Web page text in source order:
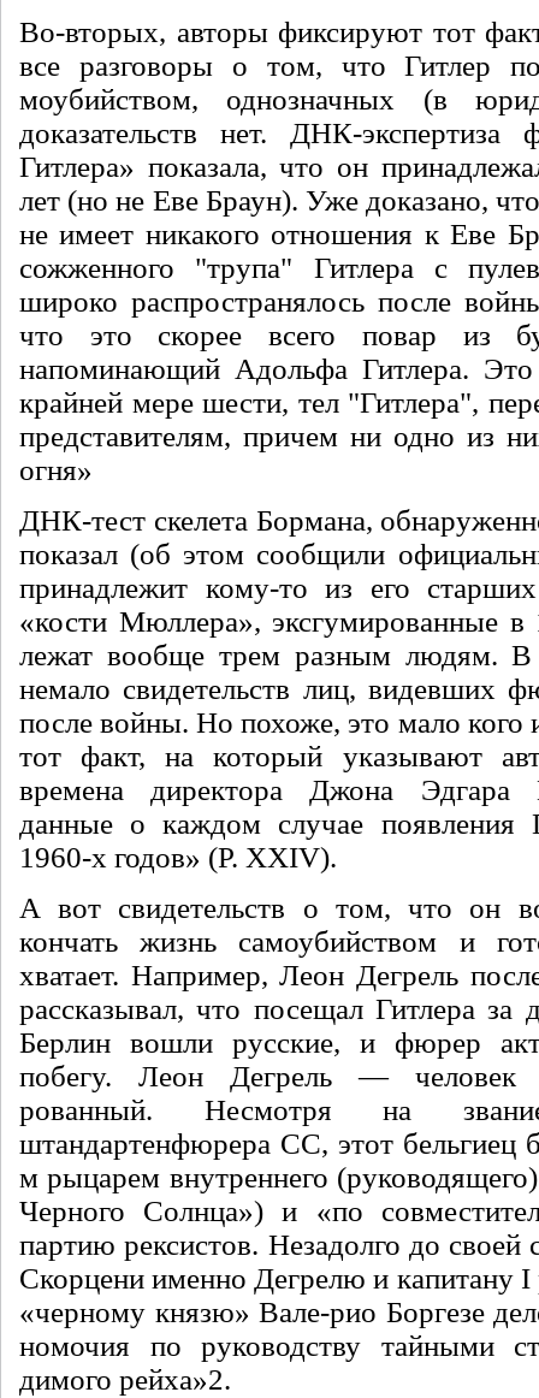
Во-вторых, авторы фиксируют тот
все разговоры о том, что Гитлер
моубийством, однозначных (в
доказательств нет. ДНК-экспертиза
Гитлера» показала, что он
лет (но не Еве Браун). Уже доказано,
не имеет никакого отношения к Еве
сожженно­го "трупа" Гитлера с
широко распространялось после
что это ско­рее всего повар из
напоминающий Адольфа Гитлера.
крайней мере шести, тел "Гитлера",
представителям, причем ни одно из
огня»
ДНК-тест скелета Бормана,
показал (об этом сообщили
принадлежит кому-то из его
«кости Мюллера», эксгумированные
лежат вообще трем разным людям.
нема­ло свидетельств лиц, видевших
после вой­ны. Но похоже, это мало кого
тот факт, на который указыва­ют
времена директора Джона Эдгара
данные о каждом случае появления
1960-х годов» (P. XXIV).
А вот свидетельств о том, что он
кончать жизнь самоубийством и
хватает. Например, Леон Дегрель
рассказывал, что посещал Гитлера за
Берлин вошли русские, и фю­рер
побегу. Леон Дегрель — человек
рованный. Несмотря на
штандартенфюрера СС, этот бельгиец
м ры­царем внутреннего
Черного Солнца») и «по
партию рексистов. Незадолго до
Скорцени именно Дегрелю и капитану
«черному князю» Вале-рио Боргезе
номочия по руководству тайными
димого рейха»2.